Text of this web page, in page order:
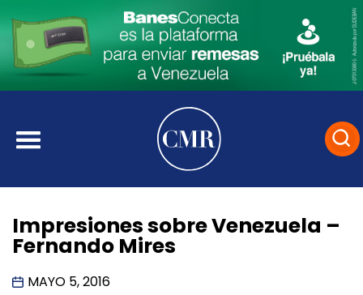
Impresiones sobre Venezuela –
Fernando Mires
MAYO 5, 2016